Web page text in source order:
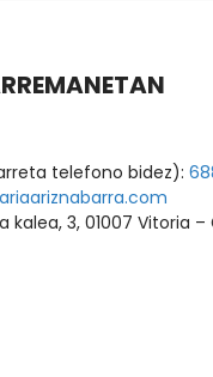
telefono bidez):
kalea, 3, 01007 Vitoria –